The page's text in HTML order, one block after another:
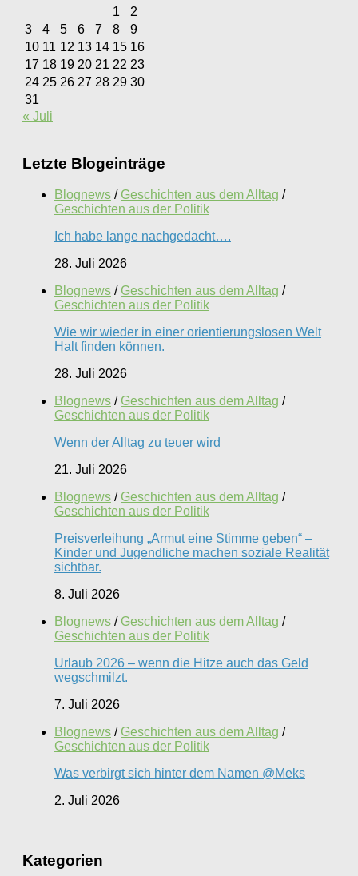
1
2
3
4 5 6 7 8
9
10 11 12 13 14 15 16
17 18 19 20 21 22 23
24 25 26 27 28 29 30
31
« Juli
Letzte Blogeinträge
Blognews / Geschichten aus dem Alltag /
Geschichten aus der Politik
Ich habe lange nachgedacht….
28. Juli 2026
Blognews / Geschichten aus dem Alltag /
Geschichten aus der Politik
Wie wir wieder in einer orientierungslosen Welt
Halt finden können.
28. Juli 2026
Blognews / Geschichten aus dem Alltag /
Geschichten aus der Politik
Wenn der Alltag zu teuer wird
21. Juli 2026
Blognews / Geschichten aus dem Alltag /
Geschichten aus der Politik
Preisverleihung „Armut eine Stimme geben“ –
Kinder und Jugendliche machen soziale Realität
sichtbar.
8. Juli 2026
Blognews / Geschichten aus dem Alltag /
Geschichten aus der Politik
Urlaub 2026 – wenn die Hitze auch das Geld
wegschmilzt.
7. Juli 2026
Blognews / Geschichten aus dem Alltag /
Geschichten aus der Politik
Was verbirgt sich hinter dem Namen @Meks
2. Juli 2026
Kategorien